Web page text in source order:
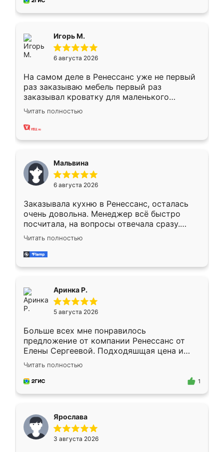
Игорь М.
6 августа 2026
На самом деле в Ренессанс уже не первый
раз заказываю мебель первый раз
заказывал кроватку для маленького
ребёнка при его рождении ,во второй раз
заказал шкаф-купе. По качеству очень
хорошее сборка достаточно быстрая,
меньше, здесь же он более разнообразный.
Мне нравится ,если что-то потребуется из
мебели буду заказывать только здесь.
Читать полностью
Мальвина
6 августа 2026
Заказывала кухню в Ренессанс, осталась
очень довольна. Менеджер всё быстро
посчитала, на вопросы отвечала сразу.
Замерщик приехал в субботу, подошёл к
делу со всей ответственностью. Собрали
за день, ребята работали аккуратно, даже
Читать полностью
Аринка Р.
5 августа 2026
Больше всех мне понравилось
предложение от компании Ренессанс от
Елены Сергеевой. Подходяшщая цена и
короткие сроки изготовления. Приехавший
для замера сотрудник Владислав
предложил по моему эскизу самый
Читать полностью
1
Ярослава
3 августа 2026